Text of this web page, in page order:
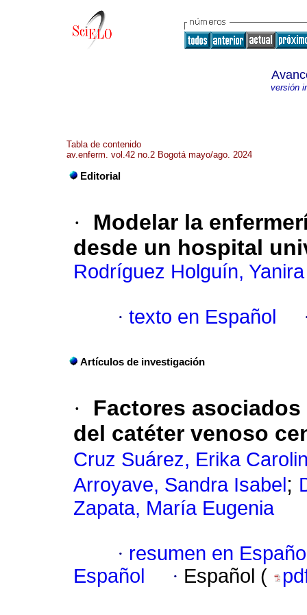
versión
Tabla de contenido
av.enferm. vol.42 no.2 Bogotá mayo/ago. 2024
Editorial
·
Modelar la
desde un hospital
Rodríguez Holguín, Yanira
· texto en Español
Artículos de investigación
·
Factores
del catéter venoso
Cruz Suárez, Erika
Arroyave, Sandra Isabel ;
Zapata, María Eugenia
· resumen en
Español
· Español (